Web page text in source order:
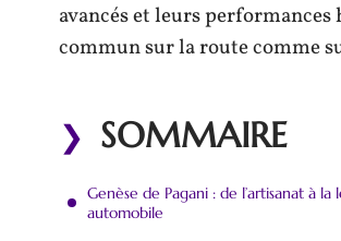
avancés et leurs performances
commun sur la route comme
SOMMAIRE
Genèse de Pagani : de l’artisanat à la
automobile